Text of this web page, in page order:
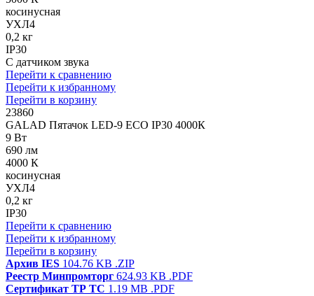
косинусная
УХЛ4
0,2 кг
IP30
С датчиком звука
Перейти к сравнению
Перейти к избранному
Перейти в корзину
23860
GALAD Пятачок LED-9 ECO IP30 4000К
9 Вт
690 лм
4000 К
косинусная
УХЛ4
0,2 кг
IP30
Перейти к сравнению
Перейти к избранному
Перейти в корзину
Архив IES 104.76 KB .ZIP
Реестр Минпромторг 624.93 KB .PDF
Сертификат ТР ТС 1.19 MB .PDF